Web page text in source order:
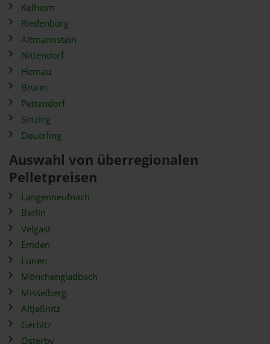
Kelheim
Riedenburg
Altmannstein
Nittendorf
Hemau
Brunn
Pettendorf
Sinzing
Deuerling
Auswahl von überregionalen
Pelletpreisen
Langenneufnach
Berlin
Velgast
Emden
Lünen
Mönchengladbach
Misselberg
Altjeßnitz
Gerbitz
Osterby